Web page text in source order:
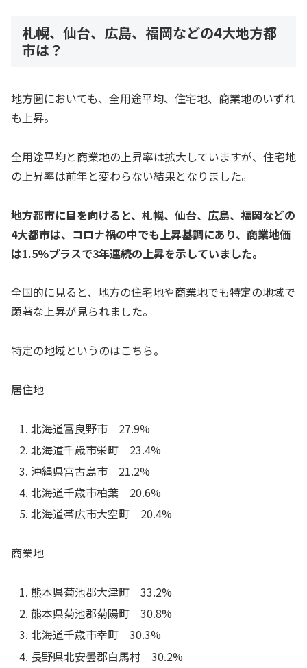
札幌、仙台、広島、福岡などの4大地方都
市は？
地方圏においても、全用途平均、住宅地、商業地のいずれ
も上昇。
全用途平均と商業地の上昇率は拡大していますが、住宅地
の上昇率は前年と変わらない結果となりました。
地方都市に目を向けると、札幌、仙台、広島、福岡などの
4大都市は、コロナ禍の中でも上昇基調にあり、商業地価
は1.5%プラスで3年連続の上昇を示していました。
全国的に見ると、地方の住宅地や商業地でも特定の地域で
顕著な上昇が見られました。
特定の地域というのはこちら。
居住地
北海道富良野市 27.9%
北海道千歳市栄町 23.4%
沖縄県宮古島市 21.2%
北海道千歳市柏葉 20.6%
北海道帯広市大空町 20.4%
商業地
熊本県菊池郡大津町 33.2%
熊本県菊池郡菊陽町 30.8%
北海道千歳市幸町 30.3%
長野県北安曇郡白馬村 30.2%